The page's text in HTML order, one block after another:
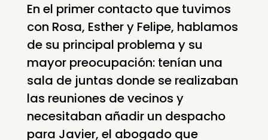
En el primer contacto que tuvimos
con Rosa, Esther y Felipe, hablamos
de su principal problema y su
mayor preocupación: tenían una
sala de juntas donde se realizaban
las reuniones de vecinos y
necesitaban añadir un despacho
para Javier, el abogado que